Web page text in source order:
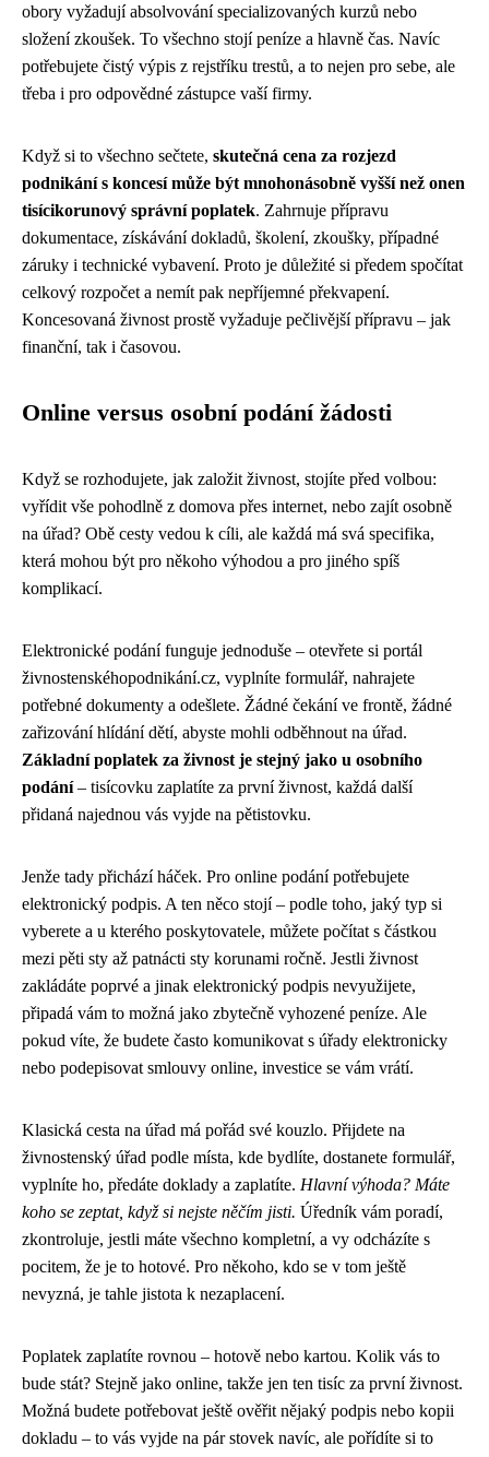
obory vyžadují absolvování specializovaných kurzů nebo
složení zkoušek. To všechno stojí peníze a hlavně čas. Navíc
potřebujete čistý výpis z rejstříku trestů, a to nejen pro sebe, ale
třeba i pro odpovědné zástupce vaší firmy.
Když si to všechno sečtete, skutečná cena za rozjezd
podnikání s koncesí může být mnohonásobně vyšší než onen
tisícikorunový správní poplatek. Zahrnuje přípravu
dokumentace, získávání dokladů, školení, zkoušky, případné
záruky i technické vybavení. Proto je důležité si předem spočítat
celkový rozpočet a nemít pak nepříjemné překvapení.
Koncesovaná živnost prostě vyžaduje pečlivější přípravu – jak
finanční, tak i časovou.
Online versus osobní podání žádosti
Když se rozhodujete, jak založit živnost, stojíte před volbou:
vyřídit vše pohodlně z domova přes internet, nebo zajít osobně
na úřad? Obě cesty vedou k cíli, ale každá má svá specifika,
která mohou být pro někoho výhodou a pro jiného spíš
komplikací.
Elektronické podání funguje jednoduše – otevřete si portál
živnostenskéhopodnikání.cz, vyplníte formulář, nahrajete
potřebné dokumenty a odešlete. Žádné čekání ve frontě, žádné
zařizování hlídání dětí, abyste mohli odběhnout na úřad.
Základní poplatek za živnost je stejný jako u osobního
podání– tisícovku zaplatíte za první živnost, každá další
přidaná najednou vás vyjde na pětistovku.
Jenže tady přichází háček. Pro online podání potřebujete
elektronický podpis. A ten něco stojí – podle toho, jaký typ si
vyberete a u kterého poskytovatele, můžete počítat s částkou
mezi pěti sty až patnácti sty korunami ročně. Jestli živnost
zakládáte poprvé a jinak elektronický podpis nevyužijete,
připadá vám to možná jako zbytečně vyhozené peníze. Ale
pokud víte, že budete často komunikovat s úřady elektronicky
nebo podepisovat smlouvy online, investice se vám vrátí.
Klasická cesta na úřad má pořád své kouzlo. Přijdete na
živnostenský úřad podle místa, kde bydlíte, dostanete formulář,
vyplníte ho, předáte doklady a zaplatíte. Hlavní výhoda? Máte
koho se zeptat, když si nejste něčím jisti. Úředník vám poradí,
zkontroluje, jestli máte všechno kompletní, a vy odcházíte s
pocitem, že je to hotové. Pro někoho, kdo se v tom ještě
nevyzná, je tahle jistota k nezaplacení.
Poplatek zaplatíte rovnou – hotově nebo kartou. Kolik vás to
bude stát? Stejně jako online, takže jen ten tisíc za první živnost.
Možná budete potřebovat ještě ověřit nějaký podpis nebo kopii
dokladu – to vás vyjde na pár stovek navíc, ale pořídíte si to